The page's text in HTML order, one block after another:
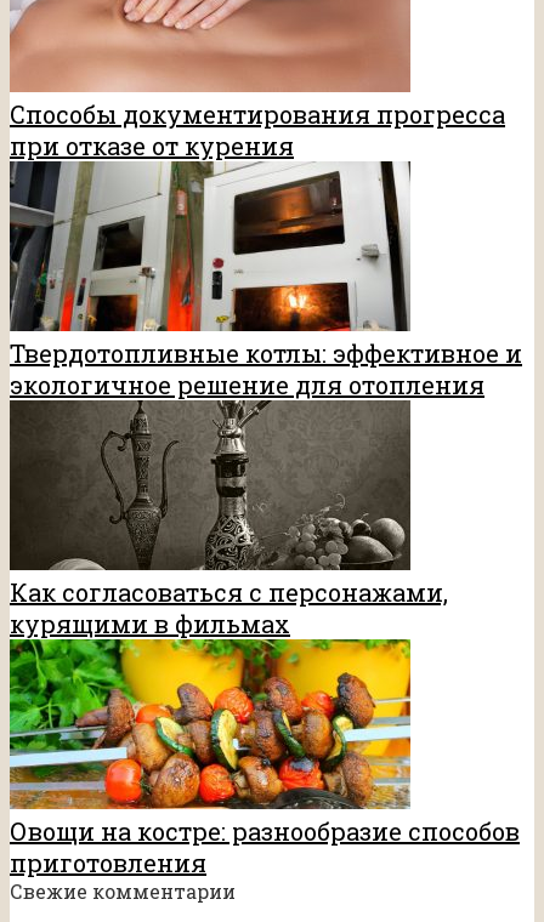
Способы документирования прогресса
при отказе от курения
Твердотопливные котлы: эффективное и
экологичное решение для отопления
Как согласоваться с персонажами,
курящими в фильмах
Овощи на костре: разнообразие способов
приготовления
Свежие комментарии